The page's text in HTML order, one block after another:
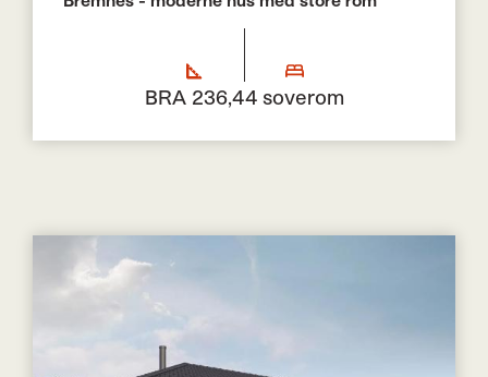
BRA 236,44 soverom